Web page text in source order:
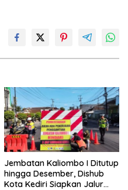
Jembatan Kaliombo I Ditutup
hingga Desember, Dishub
Kota Kediri Siapkan Jalur